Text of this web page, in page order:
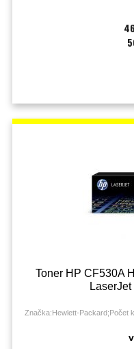
Toner HP CF530A
Značka:Hewlett-Packard;Počet